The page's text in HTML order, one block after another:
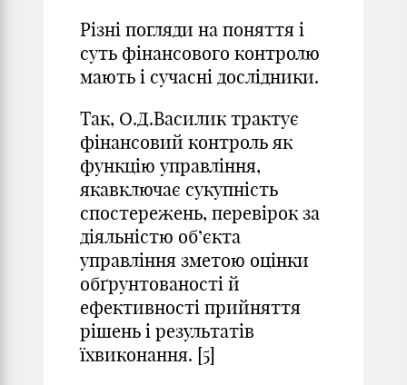
Різні погляди на поняття і
суть фінансового контролю
мають і сучасні дослідники.
Так, О.Д.Василик трактує
фінансовий контроль як
функцію управління,
якавключає сукупність
спостережень, перевірок за
діяльністю об’єкта
управління зметою оцінки
обґрунтованості й
ефективності прийняття
рішень і результатів
їхвиконання. [5]